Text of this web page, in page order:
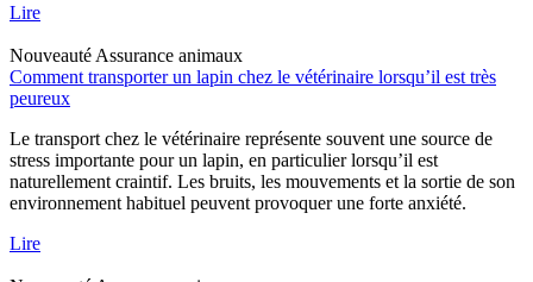
Lire
Nouveauté Assurance animaux
Comment transporter un lapin chez le vétérinaire lorsqu’il est très
peureux
Le transport chez le vétérinaire représente souvent une source de
stress importante pour un lapin, en particulier lorsqu’il est
naturellement craintif. Les bruits, les mouvements et la sortie de son
environnement habituel peuvent provoquer une forte anxiété.
Lire